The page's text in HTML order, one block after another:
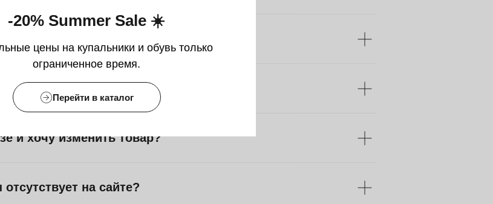
оформления?
товаров одновременно?
и хочу изменить товар?
на сайте?
-20% Summer Sale ☀️
цены на купальники и обувь только
ограниченное время.
Перейти в каталог